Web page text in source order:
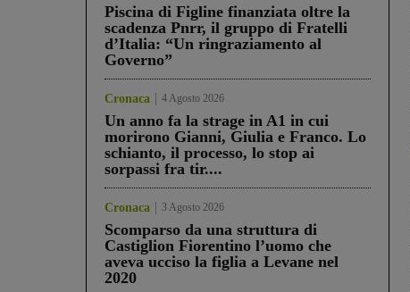
Piscina di Figline finanziata oltre la
scadenza Pnrr, il gruppo di Fratelli
d’Italia: “Un ringraziamento al
Governo”
Cronaca 4 Agosto 2026
Un anno fa la strage in A1 in cui
morirono Gianni, Giulia e Franco. Lo
schianto, il processo, lo stop ai
sorpassi fra tir....
Cronaca 3 Agosto 2026
Scomparso da una struttura di
Castiglion Fiorentino l’uomo che
aveva ucciso la figlia a Levane nel
2020